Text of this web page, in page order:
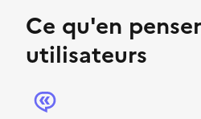
Ce qu'en
utilisateurs